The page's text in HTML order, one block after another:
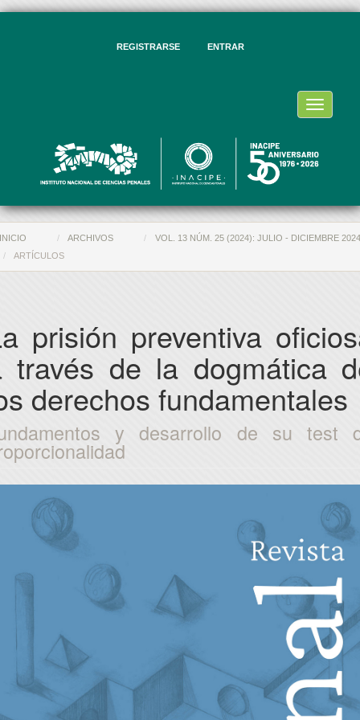
REGISTRARSE ENTRAR
Toggle
INICIO ARCHIVOS
VOL. 13 NÚM. 25 (2024): JULIO - DICIEMBRE 2024
ARTÍCULOS
prisión preventiva
través de la dogmática
derechos fundamentales
y desarrollo de su test